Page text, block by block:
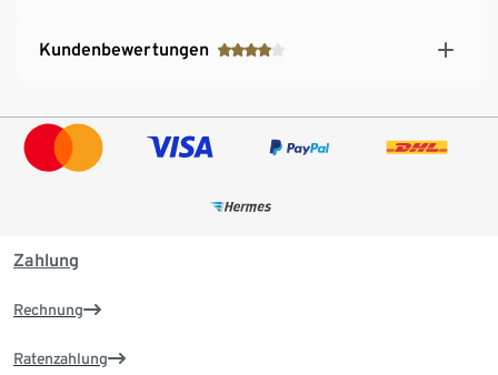
Kundenbewertungen
Zahlung
Rechnung
Ratenzahlung